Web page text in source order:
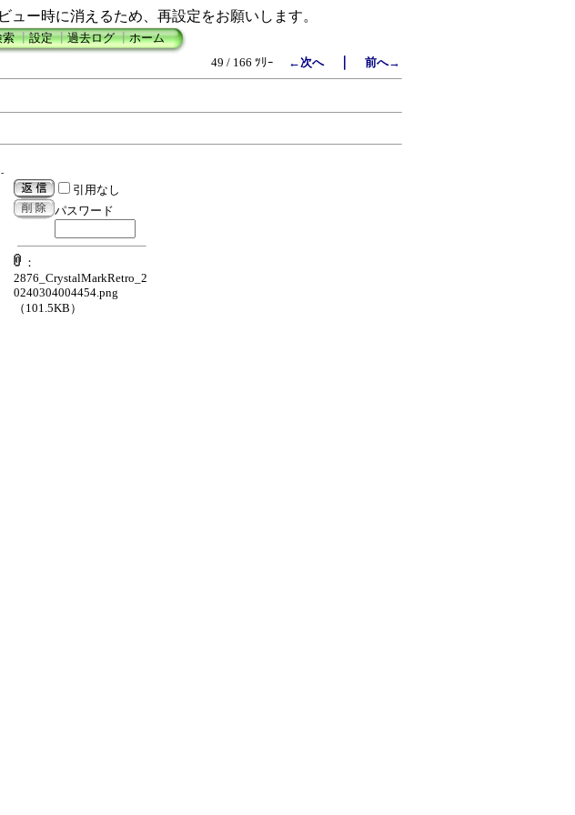
ー時に消えるため、再設定をお願いします。
索┃設定┃過去ログ┃ホーム
49 / 166 ﾂﾘｰ
←次へ｜ 前へ→
引用なし
パスワード
：
2876_CrystalMarkRetro_2
0240304004454.png
（101.5KB）